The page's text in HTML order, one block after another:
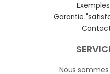
Garantie
Nous